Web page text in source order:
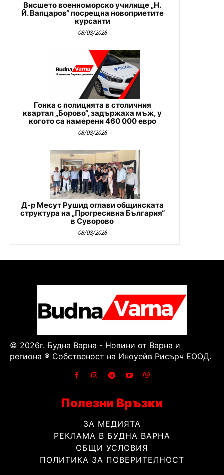
Висшето военноморско училище „Н.
Й. Вапцаров“ посрещна новоприетите
курсанти
08/08/2026
Гонка с полицията в столичния
квартал „Борово“, задържаха мъж, у
когото са намерени 460 000 евро
08/08/2026
Д-р Месут Рушид оглави общинската
структура на „Прогресивна България“
в Суворово
08/08/2026
© 2026г. Будна Варна - Новини от Варна и
региона ® Собственост на Иноуейв Рисърч ЕООД.
Полезни Връзки
ЗА МЕДИЯТА
РЕКЛАМА В БУДНА ВАРНА
ОБЩИ УСЛОВИЯ
ПОЛИТИКА ЗА ПОВЕРИТЕЛНОСТ